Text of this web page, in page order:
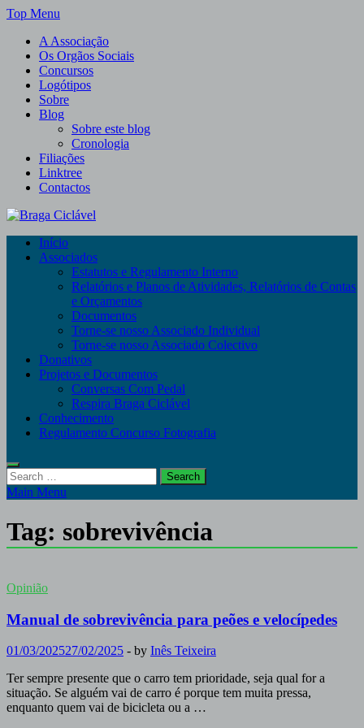
Skip
content
Top Menu
A Associação
Os Orgãos Sociais
Concursos
Logótipos
Sobre
Blog
Sobre este blog
Cronologia
Filiações
Linktree
Contactos
Braga Ciclável
De bicicleta pela cidade e pelas pessoas
Início
Associados
Estatutos e Regulamento Interno
Relatórios e Planos de Atividades, Relatórios de Contas
e Orçamentos
Documentos
Torne-se nosso Associado Individual
Torne-se nosso Associado Colectivo
Donativos
Projetos e Documentos
Conversas Com Pedal
Respira Braga Ciclável
Conhecimento
Regulamento Concurso Fotografia
Search
for:
Main Menu
Tag: sobrevivência
Opinião
Manual de sobrevivência para peões e velocípedes
01/03/202527/02/2025 - by Inês Teixeira
Ter sempre presente que o carro tem prioridade, seja qual for a
situação. Se alguém vai de carro é porque tem muita pressa,
enquanto quem vai de bicicleta ou a …